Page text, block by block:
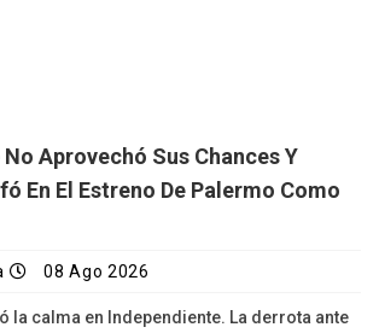
Aprovechó Sus Chances Y
En El Estreno De Palermo Como
08 Ago 2026
la calma en Independiente. La derrota ante